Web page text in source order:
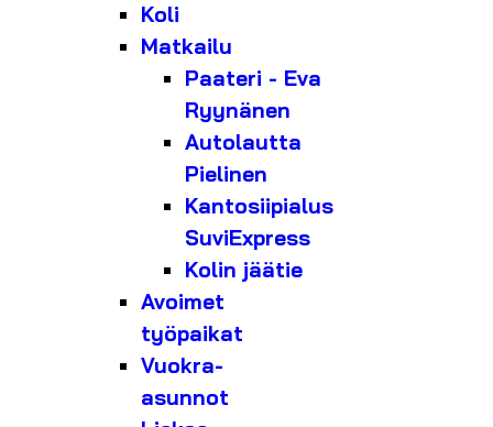
Koli
Matkailu
Paateri - Eva
Ryynänen
Autolautta
Pielinen
Kantosiipialus
SuviExpress
Kolin jäätie
Avoimet
työpaikat
Vuokra-
asunnot